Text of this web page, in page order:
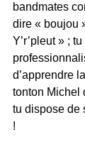
bandmates
dire « boujou
Y’r’pleut » ;
d’apprendre
tonton Michel
tu dispose de
!